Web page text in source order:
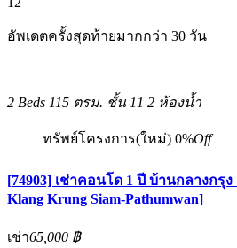
อัพเดตครั้งสุดท้ายมากกว่า 30 วัน
2 Beds 115 ตรม. ชั้น 11 2 ห้องน้ำ
ทรัพย์โครงการ(ใหม่) 0%Off
[74903] เช่าคอนโด 1 ปี บ้านกลางกรุ
Klang Krung Siam-Pathumwan]
เช่า65,000 ฿